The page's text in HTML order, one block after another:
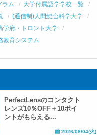
ラム
大学付属語学学校一覧
(通信制)人間総合科学大学
学府・トロント大学
教育システム
PerfectLensのコンタクト
レンズ10％OFF＋10ポイ
ントがもらえる...
2026/08/04(火)